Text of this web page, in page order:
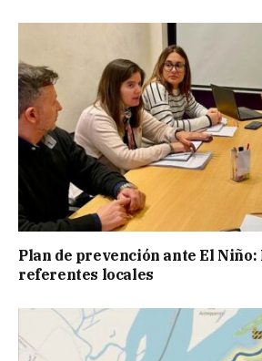
Plan de prevención ante El Niño:
referentes locales